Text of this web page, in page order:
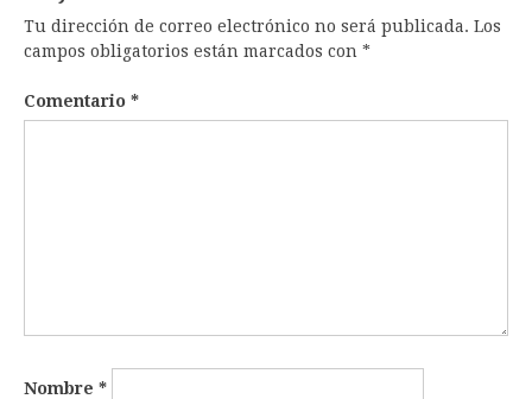
Tu dirección de correo electrónico no será publicada. Los
campos obligatorios están marcados con *
Comentario *
Nombre *